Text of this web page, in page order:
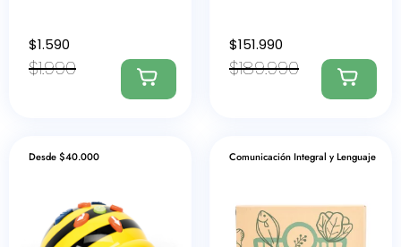
$1.990
$1.590
$189.990
$151.990
Desde $40.000 Comunicación Integral y Lenguaje